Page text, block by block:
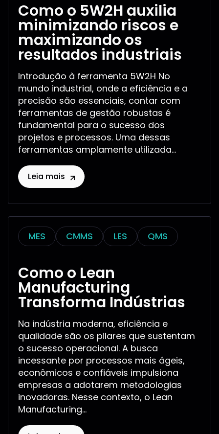
Como o 5W2H auxilia
minimizando riscos e
maximizando os
resultados industriais
Introdução à ferramenta 5W2H No
mundo industrial, onde a eficiência e a
precisão são essenciais, contar com
ferramentas de gestão robustas é
fundamental para o sucesso dos
projetos e processos. Uma dessas
ferramentas amplamente utilizada...
Leia mais
MES CMMS LES QMS
Como o Lean
Manufacturing
Transforma Indústrias
Na indústria moderna, eficiência e
qualidade são os pilares que sustentam
o sucesso operacional. A busca
incessante por processos mais ágeis,
econômicos e confiáveis impulsiona
empresas a adotarem metodologias
inovadoras. Nesse contexto, o Lean
Manufacturing...